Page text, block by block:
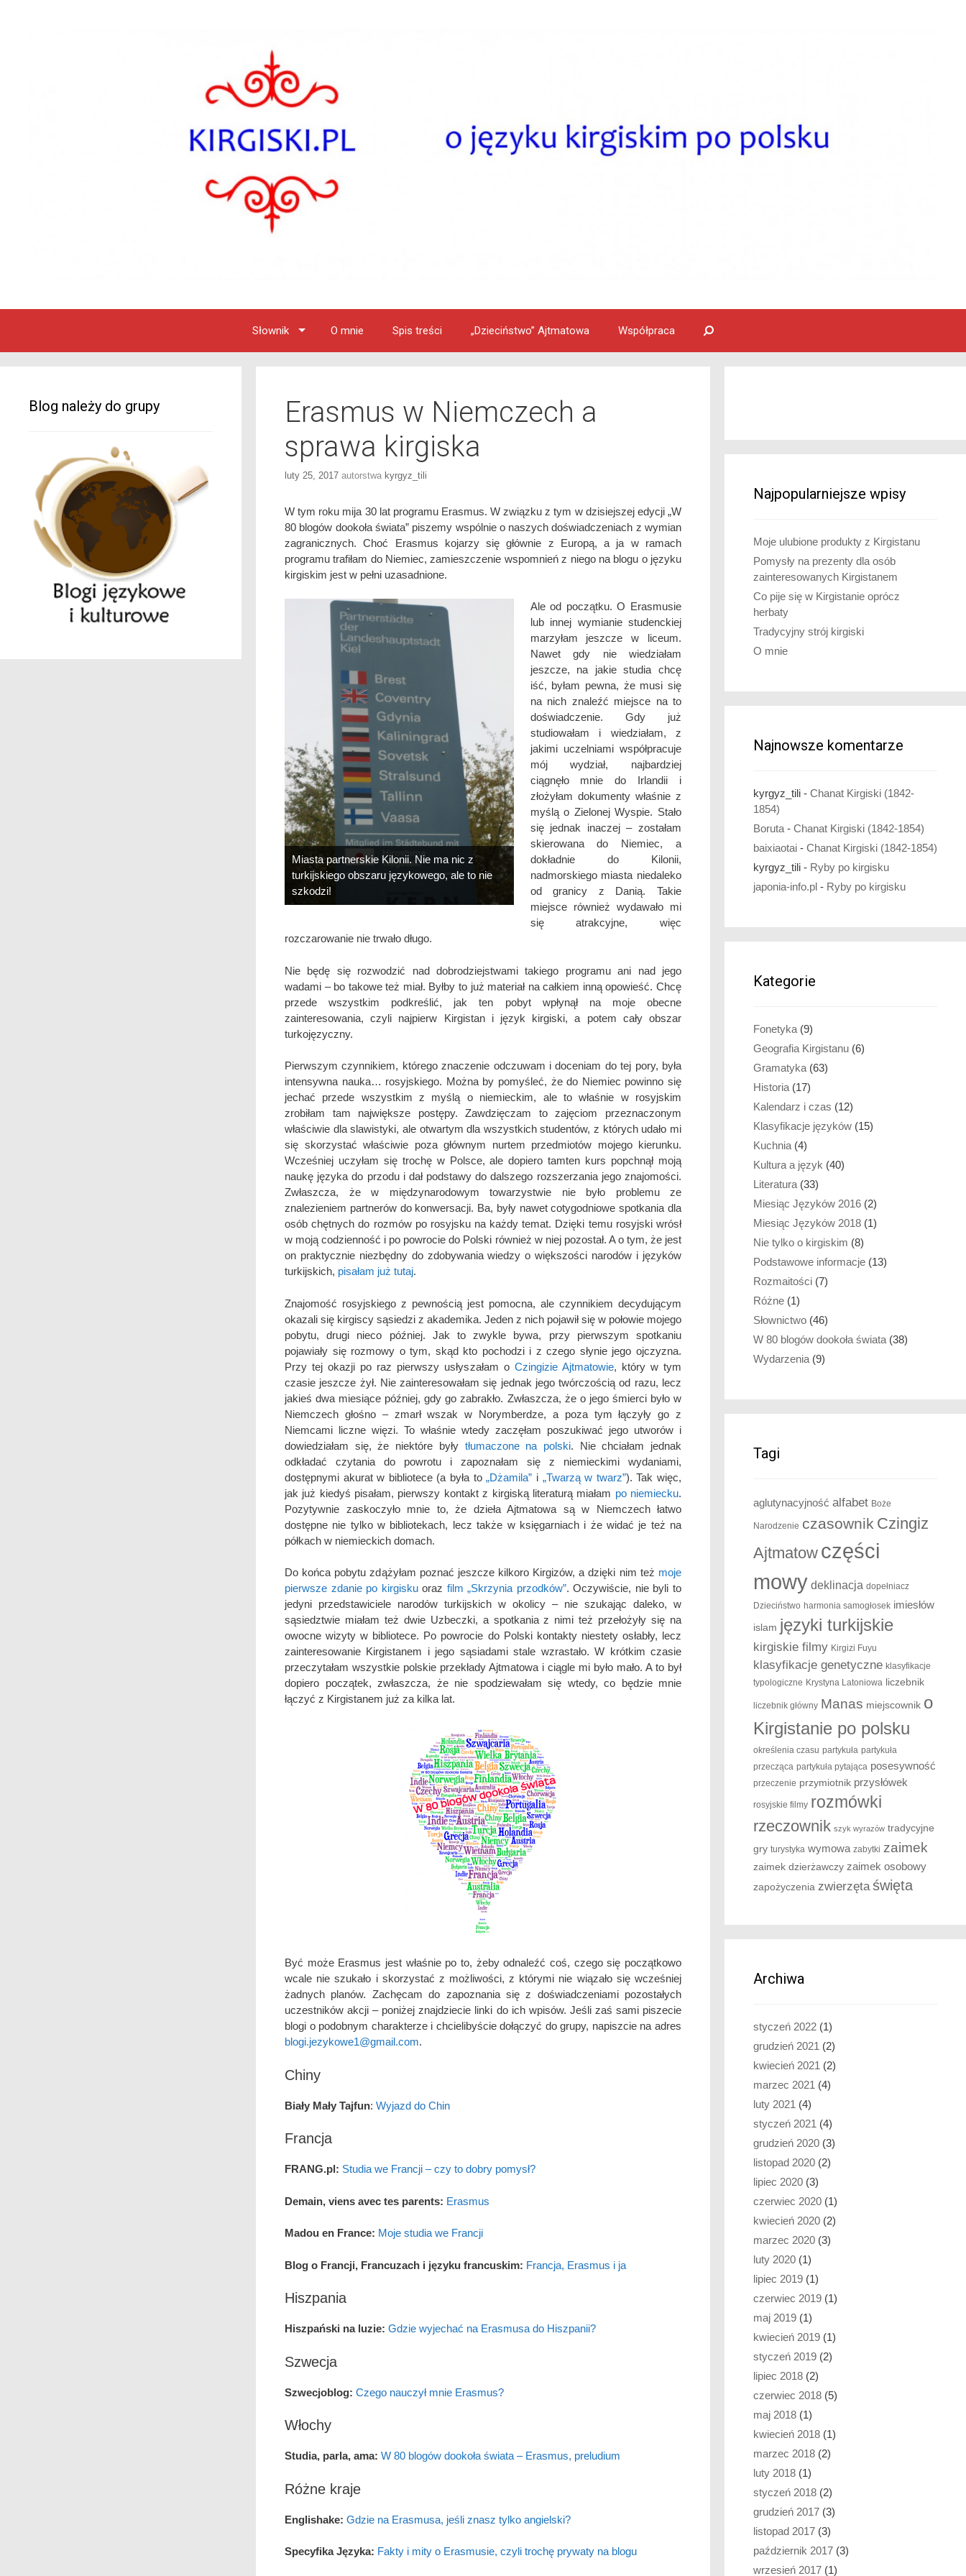
Słownik
O mnie Spis treści „Dzieciństwo” Ajtmatowa Współpraca
Erasmus w Niemczech a
sprawa kirgiska
luty 25, 2017 autorstwa kyrgyz_tili
W tym roku mija 30 lat programu Erasmus. W związku z tym w dzisiejszej edycji „W
80 blogów dookoła świata” piszemy wspólnie o naszych doświadczeniach z wymian
zagranicznych. Choć Erasmus kojarzy się głównie z Europą, a ja w ramach
programu trafiłam do Niemiec, zamieszczenie wspomnień z niego na blogu o języku
kirgiskim jest w pełni uzasadnione.
Miasta partnerskie Kilonii. Nie ma nic z
turkijskiego obszaru językowego, ale to nie
szkodzi!
Ale od początku. O Erasmusie
lub innej wymianie studenckiej
marzyłam jeszcze w liceum.
Nawet gdy nie wiedziałam
jeszcze, na jakie studia chcę
iść, byłam pewna, że musi się
na nich znaleźć miejsce na to
doświadczenie. Gdy już
studiowałam i wiedziałam, z
jakimi uczelniami współpracuje
mój wydział, najbardziej
ciągnęło mnie do Irlandii i
złożyłam dokumenty właśnie z
myślą o Zielonej Wyspie. Stało
się jednak inaczej – zostałam
skierowana do Niemiec, a
dokładnie do Kilonii,
nadmorskiego miasta niedaleko
od granicy z Danią. Takie
miejsce również wydawało mi
się atrakcyjne, więc
rozczarowanie nie trwało długo.
Nie będę się rozwodzić nad dobrodziejstwami takiego programu ani nad jego
wadami – bo takowe też miał. Byłby to już materiał na całkiem inną opowieść. Chcę
przede wszystkim podkreślić, jak ten pobyt wpłynął na moje obecne
zainteresowania, czyli najpierw Kirgistan i język kirgiski, a potem cały obszar
turkojęzyczny.
Pierwszym czynnikiem, którego znaczenie odczuwam i doceniam do tej pory, była
intensywna nauka… rosyjskiego. Można by pomyśleć, że do Niemiec powinno się
jechać przede wszystkim z myślą o niemieckim, ale to właśnie w rosyjskim
zrobiłam tam największe postępy. Zawdzięczam to zajęciom przeznaczonym
właściwie dla slawistyki, ale otwartym dla wszystkich studentów, z których udało mi
się skorzystać właściwie poza głównym nurtem przedmiotów mojego kierunku.
Wcześniej uczyłam się trochę w Polsce, ale dopiero tamten kurs popchnął moją
naukę języka do przodu i dał podstawy do dalszego rozszerzania jego znajomości.
Zwłaszcza, że w międzynarodowym towarzystwie nie było problemu ze
znalezieniem partnerów do konwersacji. Ba, były nawet cotygodniowe spotkania dla
osób chętnych do rozmów po rosyjsku na każdy temat. Dzięki temu rosyjski wrósł
w moją codzienność i po powrocie do Polski również w niej pozostał. A o tym, że jest
on praktycznie niezbędny do zdobywania wiedzy o większości narodów i języków
turkijskich, pisałam już tutaj.
Znajomość rosyjskiego z pewnością jest pomocna, ale czynnikiem decydującym
okazali się kirgiscy sąsiedzi z akademika. Jeden z nich pojawił się w połowie mojego
pobytu, drugi nieco później. Jak to zwykle bywa, przy pierwszym spotkaniu
pojawiały się rozmowy o tym, skąd kto pochodzi i z czego słynie jego ojczyzna.
Przy tej okazji po raz pierwszy usłyszałam o Czingizie Ajtmatowie, który w tym
czasie jeszcze żył. Nie zainteresowałam się jednak jego twórczością od razu, lecz
jakieś dwa miesiące później, gdy go zabrakło. Zwłaszcza, że o jego śmierci było w
Niemczech głośno – zmarł wszak w Norymberdze, a poza tym łączyły go z
Niemcami liczne więzi. To właśnie wtedy zaczęłam poszukiwać jego utworów i
dowiedziałam się, że niektóre były tłumaczone na polski. Nie chciałam jednak
odkładać czytania do powrotu i zapoznałam się z niemieckimi wydaniami,
dostępnymi akurat w bibliotece (a była to„Dżamila” i „Twarzą w twarz”). Tak więc,
jak już kiedyś pisałam, pierwszy kontakt z kirgiską literaturą miałam po niemiecku.
Pozytywnie zaskoczyło mnie to, że dzieła Ajtmatowa są w Niemczech łatwo
dostępne nie tylko w bibliotekach, lecz także w księgarniach i że widać je też na
półkach w niemieckich domach.
Do końca pobytu zdążyłam poznać jeszcze kilkoro Kirgizów, a dzięki nim też moje
pierwsze zdanie po kirgiskuoraz film „Skrzynia przodków”. Oczywiście, nie byli to
jedyni przedstawiciele narodów turkijskich w okolicy – nie szukając daleko, w
sąsiedztwie miałam też dwie Uzbeczki, a spotkania z nimi też przełożyły się na
owocne wizyty w bibliotece. Po powrocie do Polski kontakty niestety osłabły, lecz
zainteresowanie Kirgistanem i jego sąsiadami stale wzrastało. W krótkim czasie
przeczytałam wszystkie polskie przekłady Ajtmatowa i ciągle mi było mało. A to był
dopiero początek, zwłaszcza, że nie spodziewałam się wtedy, co będzie mnie
łączyć z Kirgistanem już za kilka lat.
Być może Erasmus jest właśnie po to, żeby odnaleźć coś, czego się początkowo
wcale nie szukało i skorzystać z możliwości, z którymi nie wiązało się wcześniej
żadnych planów. Zachęcam do zapoznania się z doświadczeniami pozostałych
uczestników akcji – poniżej znajdziecie linki do ich wpisów. Jeśli zaś sami piszecie
blogi o podobnym charakterze i chcielibyście dołączyć do grupy, napiszcie na adres
blogi.jezykowe1@gmail.com.
Chiny
Biały Mały Tajfun: Wyjazd do Chin
Francja
FRANG.pl: Studia we Francji – czy to dobry pomysł?
Demain, viens avec tes parents: Erasmus
Madou en France: Moje studia we Francji
Blog o Francji, Francuzach i języku francuskim: Francja, Erasmus i ja
Hiszpania
Hiszpański na luzie: Gdzie wyjechać na Erasmusa do Hiszpanii?
Szwecja
Szwecjoblog: Czego nauczył mnie Erasmus?
Włochy
Studia, parla, ama: W 80 blogów dookoła świata – Erasmus, preludium
Różne kraje
Englishake: Gdzie na Erasmusa, jeśli znasz tylko angielski?
Specyfika Języka: Fakty i mity o Erasmusie, czyli trochę prywaty na blogu
Blog należy do grupy
Najpopularniejsze wpisy
Moje ulubione produkty z Kirgistanu
Pomysły na prezenty dla osób
zainteresowanych Kirgistanem
Co pije się w Kirgistanie oprócz
herbaty
Tradycyjny strój kirgiski
O mnie
Najnowsze komentarze
kyrgyz_tili - Chanat Kirgiski (1842-
1854)
Boruta - Chanat Kirgiski (1842-1854)
baixiaotai - Chanat Kirgiski (1842-1854)
kyrgyz_tili - Ryby po kirgisku
japonia-info.pl - Ryby po kirgisku
Kategorie
Fonetyka (9)
Geografia Kirgistanu (6)
Gramatyka (63)
Historia (17)
Kalendarz i czas (12)
Klasyfikacje języków (15)
Kuchnia (4)
Kultura a język (40)
Literatura (33)
Miesiąc Języków 2016 (2)
Miesiąc Języków 2018 (1)
Nie tylko o kirgiskim (8)
Podstawowe informacje (13)
Rozmaitości (7)
Różne (1)
Słownictwo (46)
W 80 blogów dookoła świata (38)
Wydarzenia (9)
Tagi
aglutynacyjność alfabet Boże
Narodzenie czasownik Czingiz
Ajtmatow części
mowy deklinacja dopełniacz
Dzieciństwo harmonia samogłosek imiesłów
islam języki turkijskie
kirgiskie filmy Kirgizi Fuyu
klasyfikacje genetyczne klasyfikacje
typologiczne Krystyna Latoniowa liczebnik
liczebnik główny Manas miejscownik o
Kirgistanie po polsku
określenia czasu partykuła partykuła
przecząca partykuła pytająca posesywność
przeczenie przymiotnik przysłówek
rosyjskie filmy rozmówki
rzeczownik szyk wyrazów tradycyjne
gry turystyka wymowa zabytki zaimek
zaimek dzierżawczy zaimek osobowy
zapożyczenia zwierzęta święta
Archiwa
styczeń 2022 (1)
grudzień 2021 (2)
kwiecień 2021 (2)
marzec 2021 (4)
luty 2021 (4)
styczeń 2021 (4)
grudzień 2020 (3)
listopad 2020 (2)
lipiec 2020 (3)
czerwiec 2020 (1)
kwiecień 2020 (2)
marzec 2020 (3)
luty 2020 (1)
lipiec 2019 (1)
czerwiec 2019 (1)
maj 2019 (1)
kwiecień 2019 (1)
styczeń 2019 (2)
lipiec 2018 (2)
czerwiec 2018 (5)
maj 2018 (1)
kwiecień 2018 (1)
marzec 2018 (2)
luty 2018 (1)
styczeń 2018 (2)
grudzień 2017 (3)
listopad 2017 (3)
październik 2017 (3)
wrzesień 2017 (1)